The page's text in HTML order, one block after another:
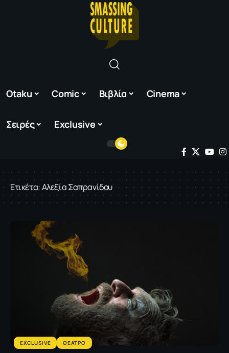
Otaku Comic Βιβλία Cinema
Σειρές Exclusive
Ετικέτα:Αλεξία Σαπρανίδου
EXCLUSIVE ΘΕΑΤΡΟ